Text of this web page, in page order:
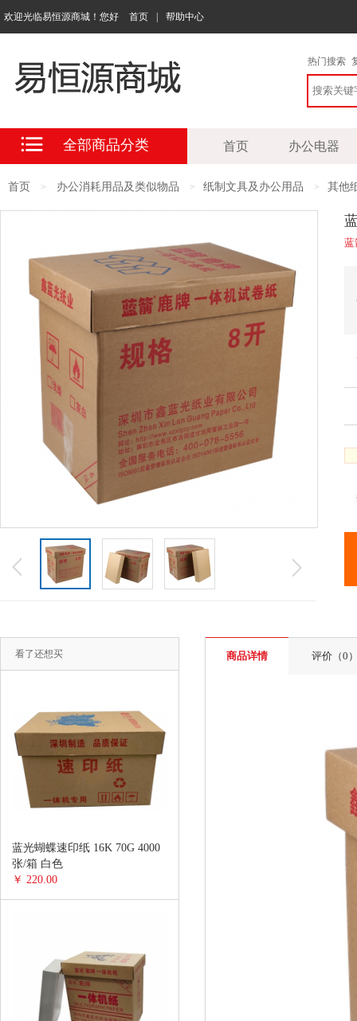
欢迎光临易恒源商城！您好 首页 帮助中心
热门搜索
全部商品分类 首页 办公电器
首页 > 办公消耗用品及类似物品 > 纸制文具及办公用品 > 其他
蓝
看了还想买
蓝光蝴蝶速印纸 16K 70G 4000
张/箱 白色
￥ 220.00
商品详情 评价（0